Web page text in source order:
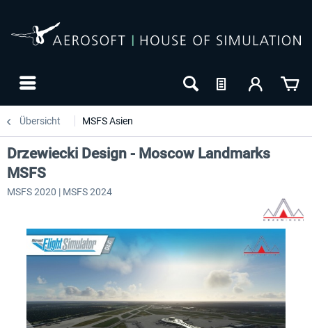
Übersicht MSFS Asien
Drzewiecki Design - Moscow Landmarks
MSFS
MSFS 2020 | MSFS 2024